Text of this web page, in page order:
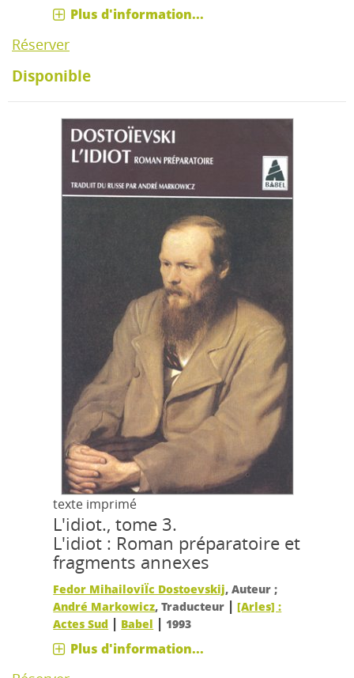
Plus d'information...
Réserver
Disponible
texte imprimé
L'idiot., tome 3.
L'idiot : Roman préparatoire et
fragments annexes
Fedor MihailoviÏc Dostoevskij, Auteur ;
André Markowicz, Traducteur |[Arles] :
Actes Sud | Babel | 1993
Plus d'information...